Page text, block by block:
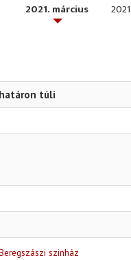
2021. március
határon túli
szinház